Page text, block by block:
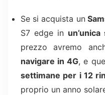
Se si acquista un
S7 edge in
prezzo avremo
navigare in 4G, e
settimane per i 12
proprio un anno